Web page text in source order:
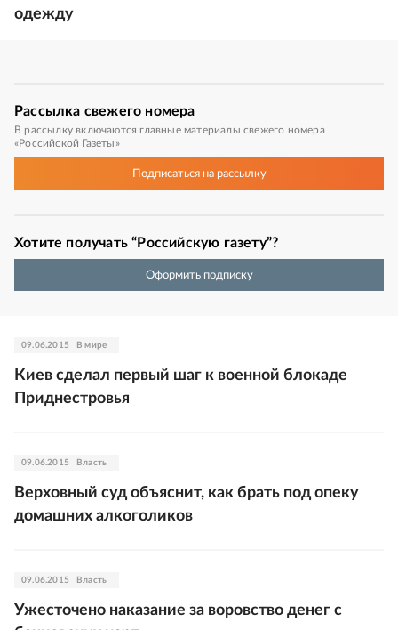
одежду
Рассылка свежего номера
В рассылку включаются главные материалы свежего номера
«Российской Газеты»
Подписатьсяна рассылку
Хотите получать “Российскую газету”?
Оформить подписку
09.06.2015 В мире
Киев сделал первый шаг к военной блокаде
Приднестровья
09.06.2015 Власть
Верховный суд объяснит, как брать под опеку
домашних алкоголиков
09.06.2015 Власть
Ужесточено наказание за воровство денег с